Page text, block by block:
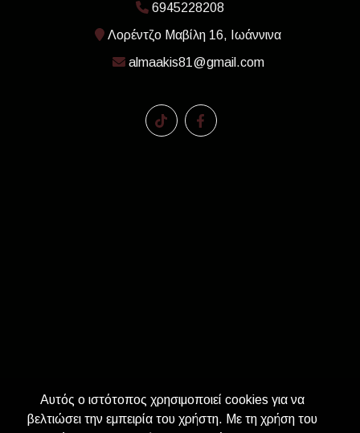
6945228208
Λορέντζο Μαβίλη 16, Ιωάννινα
almaakis81@gmail.com
Αυτός ο ιστότοπος χρησιμοποιεί cookies για να
βελτιώσει την εμπειρία του χρήστη. Με τη χρήση του